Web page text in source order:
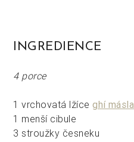
INGREDIENCE
4 porce
1 vrchovatá lžíceghí másla
1 menší cibule
3 stroužky česneku